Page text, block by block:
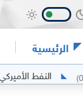
الرئيسية
النفط الأميركي